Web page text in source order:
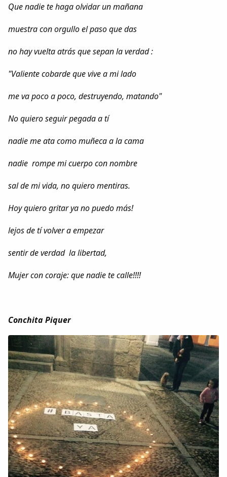
Modo oscuro
Que nadie te haga olvidar un mañana
muestra con orgullo el paso que das
no hay vuelta atrás que sepan la verdad :
"Valiente cobarde que vive a mi lado
me va poco a poco, destruyendo, matando"
No quiero seguir pegada a tí
nadie me ata como muñeca a la cama
nadie rompe mi cuerpo con nombre
sal de mi vida, no quiero mentiras.
Hoy quiero gritar ya no puedo más!
lejos de tí volver a empezar
sentir de verdad la libertad,
Mujer con coraje: que nadie te calle!!!!
Conchita Piquer